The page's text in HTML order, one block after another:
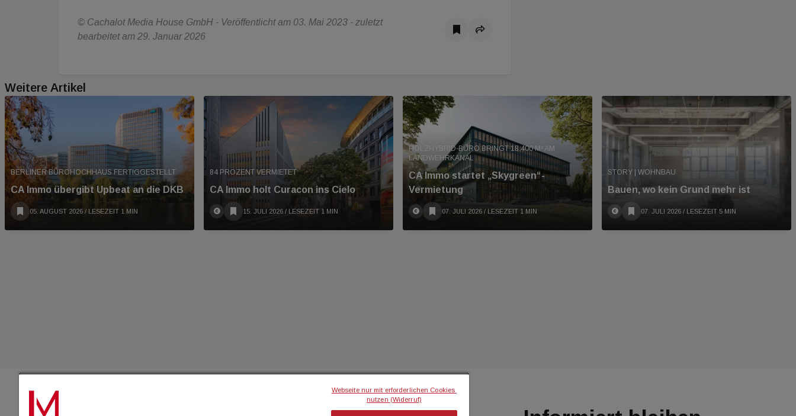
© Cachalot Media House GmbH - Veröffentlicht am 03. Mai 2023 - zuletzt
bearbeitet am 29. Januar 2026
Weitere Artikel
BERLINER BÜROHOCHHAUS FERTIGGESTELLT
CA Immo übergibt Upbeat an die DKB
05. AUGUST 2026 / LESEZEIT 1 MIN
84 PROZENT VERMIETET
CA Immo holt Curacon ins Cielo
15. JULI 2026 / LESEZEIT 1 MIN
HOLZHYBRID-BÜRO BRINGT 18.400 M² AM
LANDWEHRKANAL
CA Immo startet „Skygreen“-
Vermietung
07. JULI 2026 / LESEZEIT 1 MIN
STORY | WOHNBAU
Bauen, wo kein Grund mehr ist
07. JULI 2026 / LESEZEIT 5 MIN
IMMOBILIEN MAGAZINICH MÖCHTE...
Webseite nur mit erforderlichen Cookies
nutzen (Widerruf)